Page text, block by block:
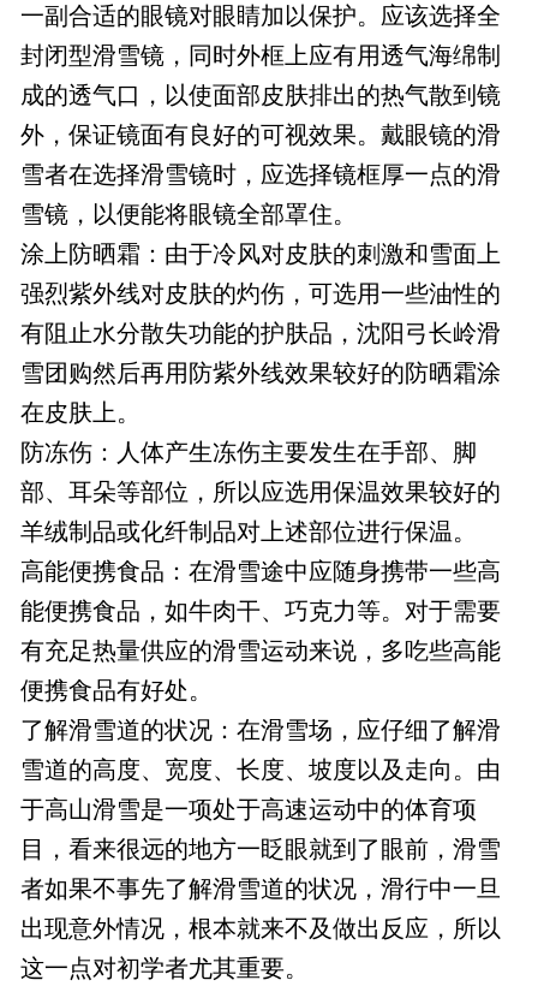
一副合适的眼镜对眼睛加以保护。应该选择全
封闭型滑雪镜，同时外框上应有用透气海绵制
成的透气口，以使面部皮肤排出的热气散到镜
外，保证镜面有良好的可视效果。戴眼镜的滑
雪者在选择滑雪镜时，应选择镜框厚一点的滑
雪镜，以便能将眼镜全部罩住。
涂上防晒霜：由于冷风对皮肤的刺激和雪面上
强烈紫外线对皮肤的灼伤，可选用一些油性的
有阻止水分散失功能的护肤品，沈阳弓长岭滑
雪团购然后再用防紫外线效果较好的防晒霜涂
在皮肤上。
防冻伤：人体产生冻伤主要发生在手部、脚
部、耳朵等部位，所以应选用保温效果较好的
羊绒制品或化纤制品对上述部位进行保温。
高能便携食品：在滑雪途中应随身携带一些高
能便携食品，如牛肉干、巧克力等。对于需要
有充足热量供应的滑雪运动来说，多吃些高能
便携食品有好处。
了解滑雪道的状况：在滑雪场，应仔细了解滑
雪道的高度、宽度、长度、坡度以及走向。由
于高山滑雪是一项处于高速运动中的体育项
目，看来很远的地方一眨眼就到了眼前，滑雪
者如果不事先了解滑雪道的状况，滑行中一旦
出现意外情况，根本就来不及做出反应，所以
这一点对初学者尤其重要。